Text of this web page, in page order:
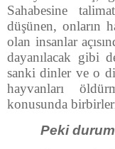
Sahabesine
düşünen, onların
olan insanlar
dayanılacak gibi
sanki dinler ve o
hayvanları
konusunda
Peki